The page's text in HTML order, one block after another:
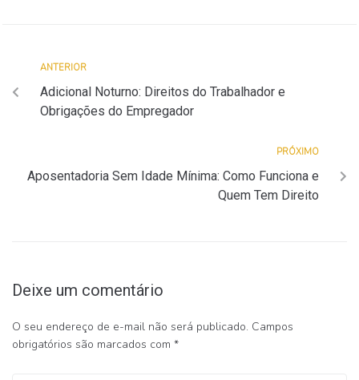
ANTERIOR
Adicional Noturno: Direitos do Trabalhador e
Obrigações do Empregador
PRÓXIMO
Aposentadoria Sem Idade Mínima: Como Funciona e
Quem Tem Direito
Deixe um comentário
O seu endereço de e-mail não será publicado. Campos
obrigatórios são marcados com *